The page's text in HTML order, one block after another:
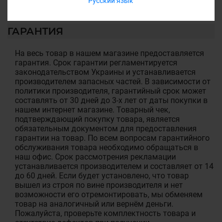
ГАРАНТИЯ
На весь товар в нашем магазине предоставляется
гарантия. Срок гарантии регламентируется
законодательством Украины и устанавливается
производителем запасных частей. В зависимости от
политики производителя, гарантийный срок может
составлять от 30 дней до 3-х лет от даты покупки в
нашем интернет магазине. Товарный чек,
подтверждающий покупку товара, является
обязательным документом для предоставления
гарантии на товар. По всем вопросам гарантийного
обслуживания товара необходимо обращаться в
наш офис. Срок рассмотрения рекламации
устанавливается производителем и составляет от 14
до 60 дней. Если будет установлено, что товар
вышел из строя по вине производителя и нет
возможности его отремонтировать, мы обменяем
товар на аналогичный или вернём деньги.
Пожалуйста, проверьте комплектность товара и